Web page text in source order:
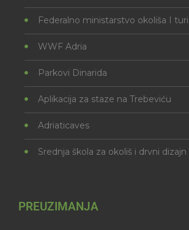
Federalno ministarstvo okoliša I
WWF Adria
Parkovi Dinarida
Aplikacija za staze na Trebeviću
Adriaticaves
Srednja škola za okoliš i drvni dizajn
PREUZIMANJA